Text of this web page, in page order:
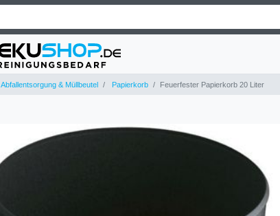
Abfallentsorgung & Müllbeutel Papierkorb Feuerfester Papierkorb 20 Liter